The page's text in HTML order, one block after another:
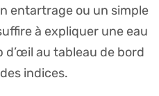
entartrage ou un simple
à expliquer une eau
d’œil au tableau de bord
indices.